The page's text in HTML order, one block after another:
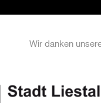
Wir danken